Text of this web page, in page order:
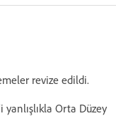
revize edildi.
yanlışlıkla Orta Düzey